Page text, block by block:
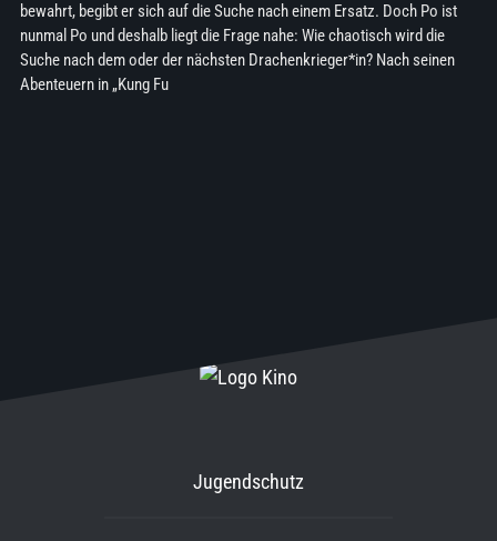
bewahrt, begibt er sich auf die Suche nach einem Ersatz. Doch Po ist
nunmal Po und deshalb liegt die Frage nahe: Wie chaotisch wird die
Suche nach dem oder der nächsten Drachenkrieger*in? Nach seinen
Abenteuern in „Kung Fu
Jugendschutz